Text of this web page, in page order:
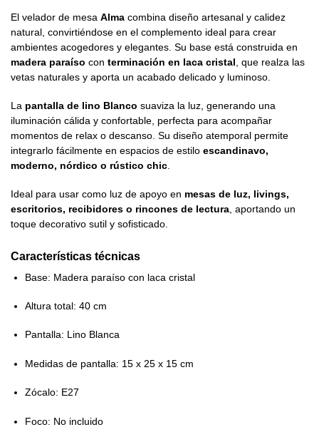
El velador de mesa Alma combina diseño artesanal y calidez
natural, convirtiéndose en el complemento ideal para crear
ambientes acogedores y elegantes. Su base está construida en
madera paraíso con terminación en laca cristal , que realza las
vetas naturales y aporta un acabado delicado y luminoso.
La pantalla de lino Blanco suaviza la luz, generando una
iluminación cálida y confortable, perfecta para acompañar
momentos de relax o descanso. Su diseño atemporal permite
integrarlo fácilmente en espacios de estilo escandinavo,
moderno, nórdico o rústico chic
Ideal para usar como luz de apoyo en mesas de luz, livings,
escritorios, recibidores o rincones de lectura, aportando un
toque decorativo sutil y sofisticado.
Características técnicas
Base: Madera paraíso con laca cristal
Altura total: 40 cm
Pantalla: Lino Blanca
Medidas de pantalla: 15 x 25 x 15 cm
Zócalo: E27
Foco: No incluido